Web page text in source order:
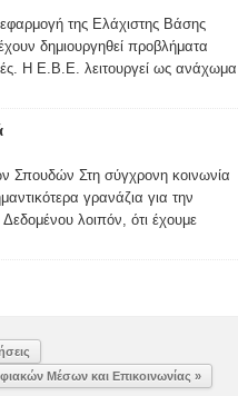
εφαρμογή της Ελάχιστης Βάσης
δημιουργηθεί προβλήματα
Η Ε.Β.Ε. λειτουργεί ως ανάχωμα
Σπουδών Στη σύγχρονη κοινωνία
γρανάζια για την
λοιπόν, ότι έχουμε
Μέσων και Επικοινωνίας »